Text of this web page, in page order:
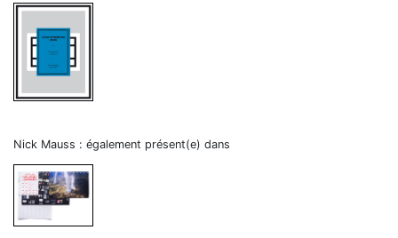
Nick Mauss : également présent(e) dans